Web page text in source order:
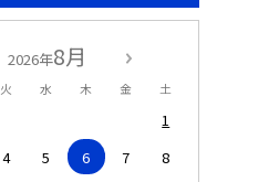
2026年8月
火 水 木 金 土
1
4 5 6 7 8